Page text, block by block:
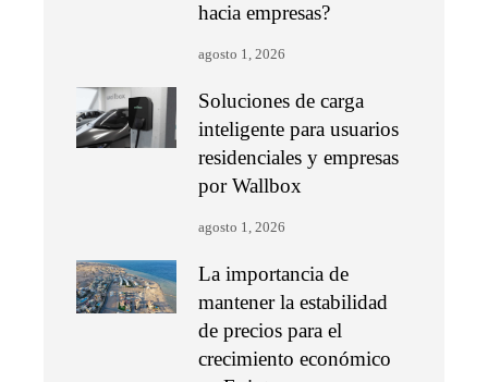
hacia empresas?
agosto 1, 2026
Soluciones de carga
inteligente para usuarios
residenciales y empresas
por Wallbox
agosto 1, 2026
La importancia de
mantener la estabilidad
de precios para el
crecimiento económico